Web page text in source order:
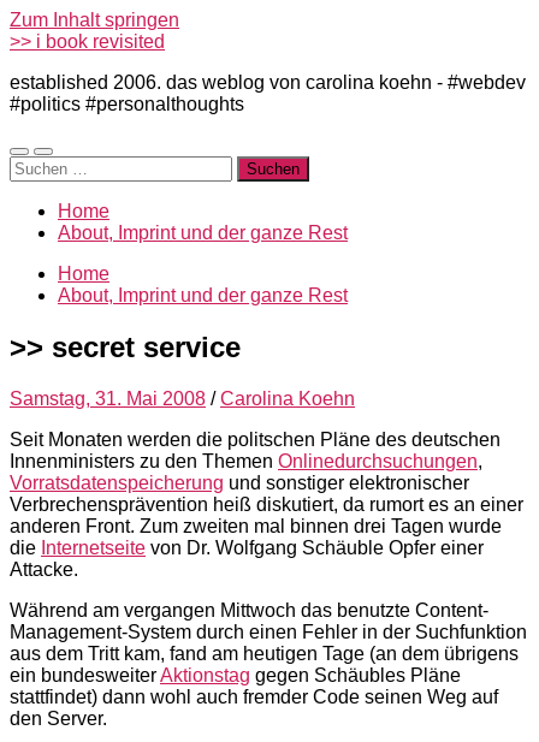
Zum Inhalt springen
>> i book revisited
established 2006. das weblog von carolina koehn - #webdev
#politics #personalthoughts
Mobile-
Menü
Suchfeld
ein-/ausblenden
Suchen
nach:
Home
About, Imprint und der ganze Rest
Home
About, Imprint und der ganze Rest
>> secret service
Samstag, 31. Mai 2008 /Carolina Koehn
Seit Monaten werden die politschen Pläne des deutschen
Innenministers zu den Themen Onlinedurchsuchungen,
Vorratsdatenspeicherung und sonstiger elektronischer
Verbrechensprävention heiß diskutiert, da rumort es an einer
anderen Front. Zum zweiten mal binnen drei Tagen wurde
die Internetseite von Dr. Wolfgang Schäuble Opfer einer
Attacke.
Während am vergangen Mittwoch das benutzte Content-
Management-System durch einen Fehler in der Suchfunktion
aus dem Tritt kam, fand am heutigen Tage (an dem übrigens
ein bundesweiterAktionstag gegen Schäubles Pläne
stattfindet) dann wohl auch fremder Code seinen Weg auf
den Server.